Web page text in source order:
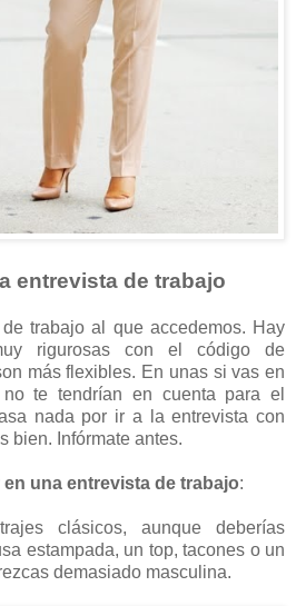
entrevista de trabajo
trabajo al que accedemos. Hay
rigurosas con el código de
más flexibles. En unas si vas en
no te tendrían en cuenta para el
nada por ir a la entrevista con
bien. Infórmate antes.
una entrevista de trabajo:
clásicos, aunque deberías
estampada, un top, tacones o un
demasiado masculina.